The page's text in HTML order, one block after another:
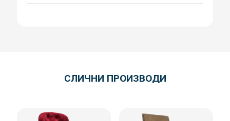
СЛИЧНИ ПРОИЗВОДИ